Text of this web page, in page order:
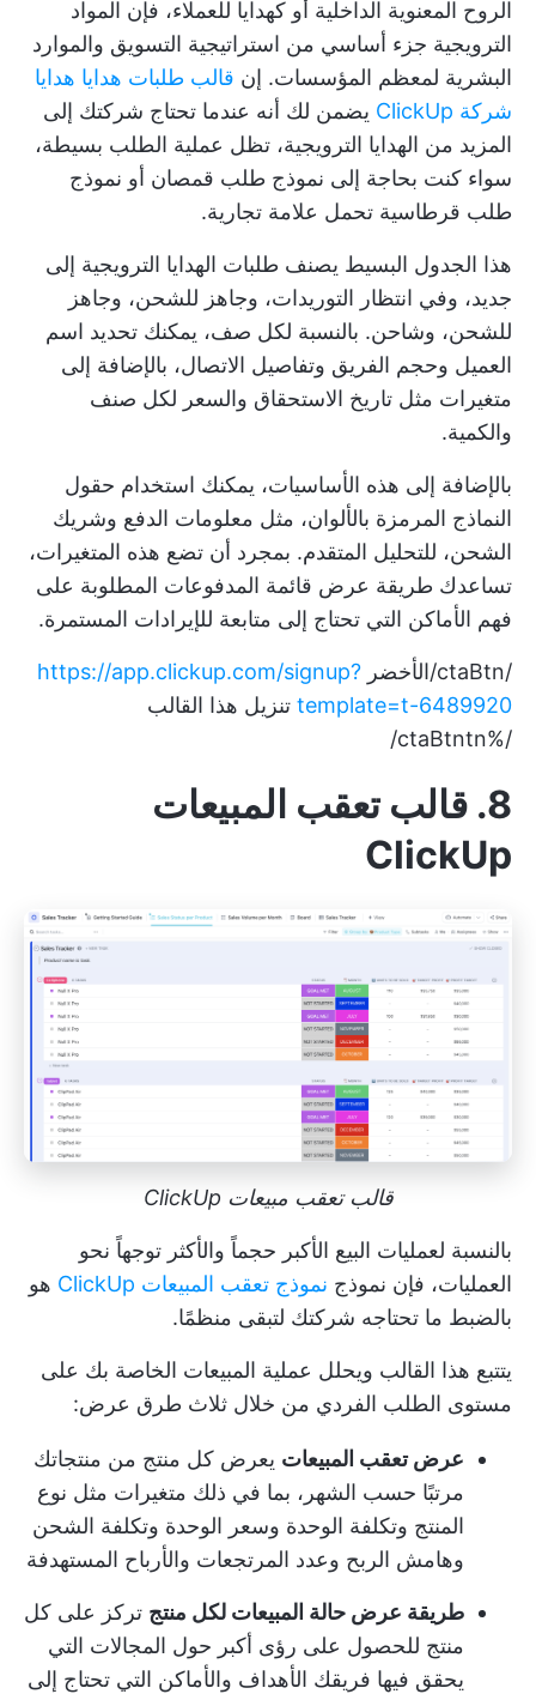
الروح المعنوية الداخلية أو كهدايا للعملاء، فإن المواد
الترويجية جزء أساسي من استراتيجية التسويق والموارد
البشرية لمعظم المؤسسات. إن قالب طلبات هدايا هدايا
شركة ClickUp
يضمن لك أنه عندما تحتاج شركتك إلى
المزيد من الهدايا الترويجية، تظل عملية الطلب بسيطة،
سواء كنت بحاجة إلى نموذج طلب قمصان أو نموذج
طلب قرطاسية تحمل علامة تجارية.
هذا الجدول البسيط يصنف طلبات الهدايا الترويجية إلى
جديد، وفي انتظار التوريدات، وجاهز للشحن، وجاهز
للشحن، وشاحن. بالنسبة لكل صف، يمكنك تحديد اسم
العميل وحجم الفريق وتفاصيل الاتصال، بالإضافة إلى
متغيرات مثل تاريخ الاستحقاق والسعر لكل صنف
والكمية.
بالإضافة إلى هذه الأساسيات، يمكنك استخدام حقول
النماذج المرمزة بالألوان، مثل معلومات الدفع وشريك
الشحن، للتحليل المتقدم. بمجرد أن تضع هذه المتغيرات،
تساعدك طريقة عرض قائمة المدفوعات المطلوبة على
فهم الأماكن التي تحتاج إلى متابعة للإيرادات المستمرة.
/ctaBtn/الأخضر
https://app.clickup.com/signup?
template=t-6489920 تنزيل هذا القالب
/%ctaBtntn/
8. قالب تعقب المبيعات
ClickUp
قالب تعقب مبيعات ClickUp
بالنسبة لعمليات البيع الأكبر حجماً والأكثر توجهاً نحو
العمليات، فإن نموذج نموذج تعقب المبيعات ClickUp
هو
بالضبط ما تحتاجه شركتك لتبقى منظمًا.
يتتبع هذا القالب ويحلل عملية المبيعات الخاصة بك على
مستوى الطلب الفردي من خلال ثلاث طرق عرض:
عرض تعقب المبيعات يعرض كل منتج من منتجاتك
مرتبًا حسب الشهر، بما في ذلك متغيرات مثل نوع
المنتج وتكلفة الوحدة وسعر الوحدة وتكلفة الشحن
وهامش الربح وعدد المرتجعات والأرباح المستهدفة
طريقة عرض حالة المبيعات لكل منتج تركز على كل
منتج للحصول على رؤى أكبر حول المجالات التي
يحقق فيها فريقك الأهداف والأماكن التي تحتاج إلى